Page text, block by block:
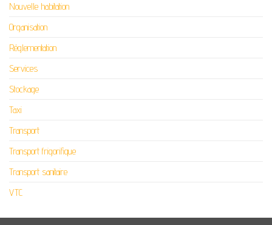
Nouvelle habitation
Organisation
Réglementation
Services
Stockage
Taxi
Transport
Transport frigorifique
Transport sanitaire
VTC